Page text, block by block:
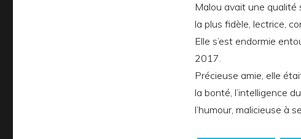
Malou avait une
la plus fidèle, lectrice,
Elle s’est endormie
2017.
Précieuse amie, elle
la bonté, l’intelligence
l’humour, malicieuse à